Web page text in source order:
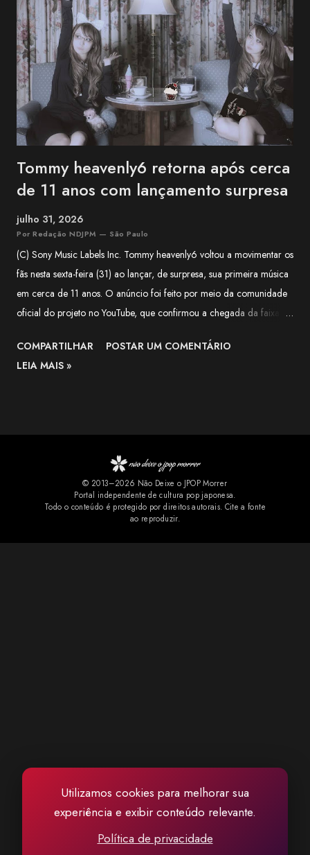
Utilizamos cookies para melhorar sua
experiência e exibir conteúdo relevante.
Política de privacidade
farmacêutica e construiu sua carreira como guitarrista, participando
como musicista de apoio em projetos da franquia BanG Dream! ,
série multimídia que reúne anime, jogos e bandas, além de atuar na
1MYB , banda oficial da franquia Kantai Collection (KanCo...
Tommy heavenly6 retorna após cerca
de 11 anos com lançamento surpresa
julho 31, 2026
Por Redação NDJPM — São Paulo
(C) Sony Music Labels Inc. Tommy heavenly6 voltou a movimentar os
fãs nesta sexta-feira (31) ao lançar, de surpresa, sua primeira música
em cerca de 11 anos. O anúncio foi feito por meio da comunidade
oficial do projeto no YouTube, que confirmou a chegada da faixa às
para quem aguardava novidades da artista há mais de uma década.
Segundo o comunicado, a música é uma versão de Halloween de
do projeto solo de Tomoko Kawase. A novidade rapidamente
repercutiu entre os fãs. Nos comentários do YouTube, muitos
comemoraram a chegada da faixa aos serviços de streaming e
pediram que outras músicas relacionadas ao projeto também sejam
disponibilizadas oficialmente. Também não f...
COMPARTILHAR
POSTAR UM COMENTÁRIO
LEIA MAIS »
© 2013–2026 Não Deixe o JPOP Morrer
Portal independente de cultura pop japonesa.
Todo o conteúdo é protegido por direitos autorais. Cite a fonte
ao reproduzir.